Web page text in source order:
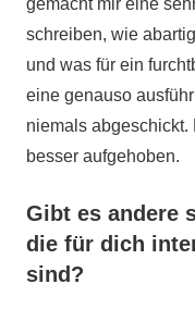
schreiben, wie
und was für ein
eine genauso
niemals
besser aufgehoben.
Gibt es andere
die für dich
sind?